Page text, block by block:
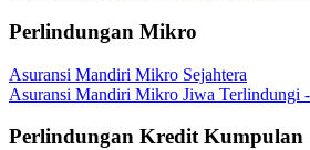
Perlindungan Mikro
Asuransi Mandiri Mikro Sejahtera
Asuransi Mandiri Mikro Jiwa Terlindungi
Perlindungan Kredit Kumpulan